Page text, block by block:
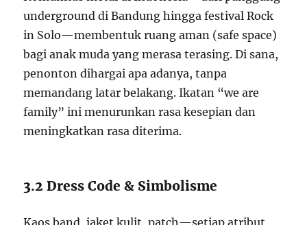
underground di Bandung hingga festival Rock
in Solo—membentuk ruang aman (safe space)
bagi anak muda yang merasa terasing. Di sana,
penonton dihargai apa adanya, tanpa
memandang latar belakang. Ikatan “we are
family” ini menurunkan rasa kesepian dan
meningkatkan rasa diterima.
3.2 Dress Code & Simbolisme